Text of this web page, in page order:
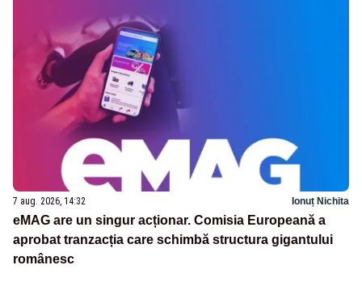
7 aug. 2026, 14:32 Ionuț Nichita
eMAG are un singur acționar. Comisia Europeană a
aprobat tranzacția care schimbă structura gigantului
românesc